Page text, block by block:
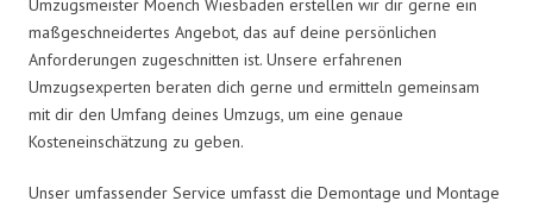
Umzugsmeister Moench Wiesbaden erstellen wir dir gerne ein
maßgeschneidertes Angebot, das auf deine persönlichen
Anforderungen zugeschnitten ist. Unsere erfahrenen
Umzugsexperten beraten dich gerne und ermitteln gemeinsam
mit dir den Umfang deines Umzugs, um eine genaue
Kosteneinschätzung zu geben.
Unser umfassender Service umfasst die Demontage und Montage